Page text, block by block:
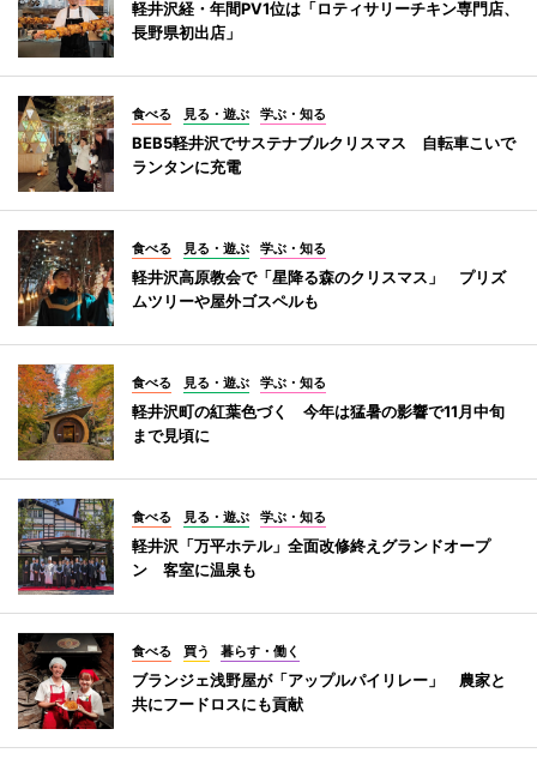
軽井沢経・年間PV1位は「ロティサリーチキン専門店、
長野県初出店」
食べる 見る・遊ぶ 学ぶ・知る
BEB5軽井沢でサステナブルクリスマス 自転車こいで
ランタンに充電
食べる 見る・遊ぶ 学ぶ・知る
軽井沢高原教会で「星降る森のクリスマス」 プリズ
ムツリーや屋外ゴスペルも
食べる 見る・遊ぶ 学ぶ・知る
軽井沢町の紅葉色づく 今年は猛暑の影響で11月中旬
まで見頃に
食べる 見る・遊ぶ 学ぶ・知る
軽井沢「万平ホテル」全面改修終えグランドオープ
ン 客室に温泉も
食べる 買う 暮らす・働く
ブランジェ浅野屋が「アップルパイリレー」 農家と
共にフードロスにも貢献